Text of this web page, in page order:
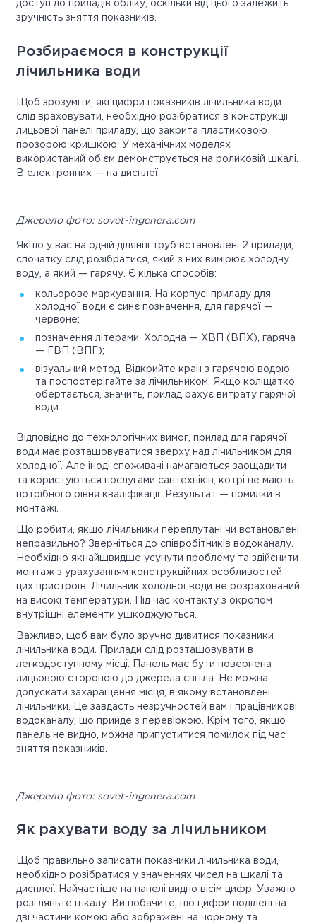
доступ до приладів обліку, оскільки від цього залежить
зручність зняття показників.
Розбираємося в конструкції
лічильника води
Щоб зрозуміти, які цифри показників лічильника води
слід враховувати, необхідно розібратися в конструкції
лицьової панелі приладу, що закрита пластиковою
прозорою кришкою. У механічних моделях
використаний об’єм демонструється на роликовій шкалі.
В електронних — на дисплеї.
Джерело фото: sovet-ingenera.com
Якщо у вас на одній ділянці труб встановлені 2 прилади,
спочатку слід розібратися, який з них вимірює холодну
воду, а який — гарячу. Є кілька способів:
кольорове маркування. На корпусі приладу для
холодної води є синє позначення, для гарячої —
червоне;
позначення літерами. Холодна — ХВП (ВПХ), гаряча
— ГВП (ВПГ);
візуальний метод. Відкрийте кран з гарячою водою
та поспостерігайте за лічильником. Якщо коліщатко
обертається, значить, прилад рахує витрату гарячої
води.
Відповідно до технологічних вимог, прилад для гарячої
води має розташовуватися зверху над лічильником для
холодної. Але іноді споживачі намагаються заощадити
та користуються послугами сантехніків, котрі не мають
потрібного рівня кваліфікації. Результат — помилки в
монтажі.
Що робити, якщо лічильники переплутані чи встановлені
неправильно? Зверніться до співробітників водоканалу.
Необхідно якнайшвидше усунути проблему та здійснити
монтаж з урахуванням конструкційних особливостей
цих пристроїв. Лічильник холодної води не розрахований
на високі температури. Під час контакту з окропом
внутрішні елементи ушкоджуються.
Важливо, щоб вам було зручно дивитися показники
лічильника води. Прилади слід розташовувати в
легкодоступному місці. Панель має бути повернена
лицьовою стороною до джерела світла. Не можна
допускати захаращення місця, в якому встановлені
лічильники. Це завдасть незручностей вам і працівникові
водоканалу, що прийде з перевіркою. Крім того, якщо
панель не видно, можна припуститися помилок під час
зняття показників.
Джерело фото: sovet-ingenera.com
Як рахувати воду за лічильником
Щоб правильно записати показники лічильника води,
необхідно розібратися у значеннях чисел на шкалі та
дисплеї. Найчастіше на панелі видно вісім цифр. Уважно
розгляньте шкалу. Ви побачите, що цифри поділені на
дві частини комою або зображені на чорному та